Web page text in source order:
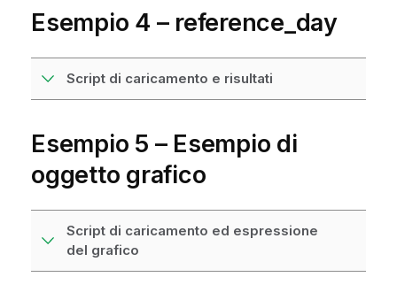
Esempio 4 – reference_day
Script di caricamento e risultati
Esempio 5 – Esempio di
oggetto grafico
Script di caricamento ed espressione
del grafico